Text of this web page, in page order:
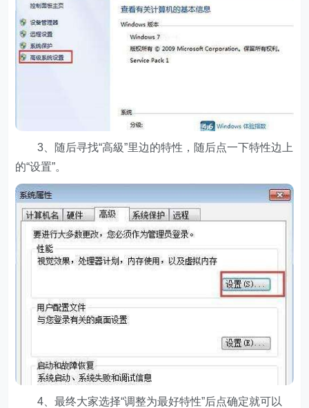
3、随后寻找“高級”里边的特性，随后点一下特性边上
的“设置”。
4、最终大家选择“调整为最好特性”后点确定就可以